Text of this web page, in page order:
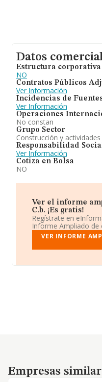
Datos
Estructura
NO
Contratos Públicos
Ver Información
Incidencias de
Ver Información
Operaciones
No constan
Grupo Sector
Construcción y
Responsabilidad
Ver Información
Cotiza en Bolsa
NO
Ver el informe
C.b. ¡Es gratis!
Regístrate en
Informe Ampliado de
VER INFORME
Empresas similares
Empresas